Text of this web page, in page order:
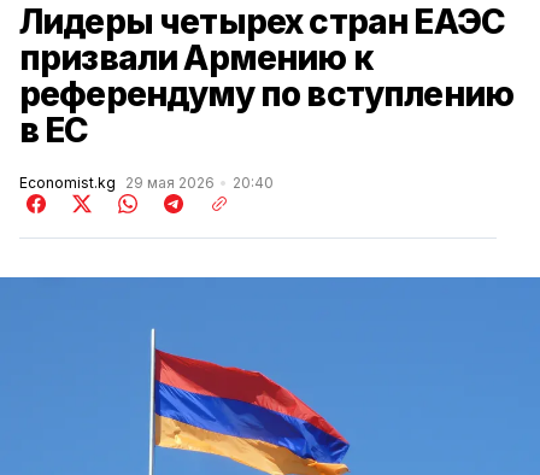
Лидеры четырех стран ЕАЭС
призвали Армению к
референдуму по вступлению
в ЕС
Economist.kg 29 мая 2026 20:40